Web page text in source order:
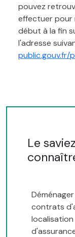
pouvez
effectuer pour
début à la fin
l'adresse
public.gouv.fr/
Le
contrats